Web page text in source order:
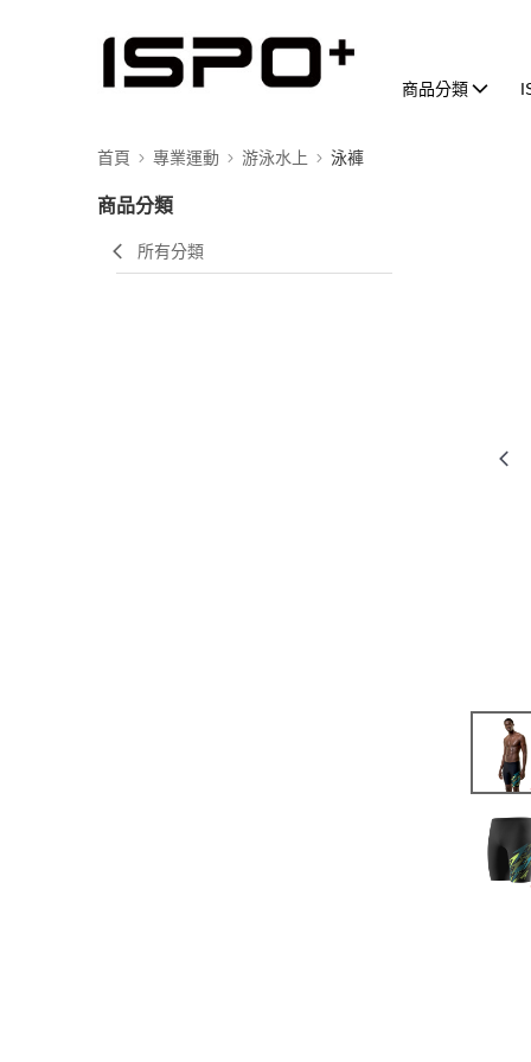
商品分類
首頁 專業運動 游泳水上 泳褲
商品分類
所有分類